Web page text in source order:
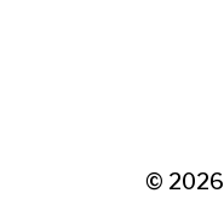
© 2026